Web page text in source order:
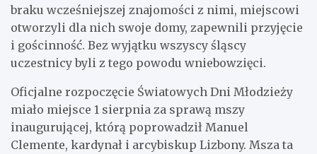
braku wcześniejszej znajomości z nimi, miejscowi
otworzyli dla nich swoje domy, zapewnili przyjęcie
i gościnność. Bez wyjątku wszyscy śląscy
uczestnicy byli z tego powodu wniebowzięci.
Oficjalne rozpoczęcie Światowych Dni Młodzieży
miało miejsce 1 sierpnia za sprawą mszy
inaugurującej, którą poprowadził Manuel
Clemente, kardynał i arcybiskup Lizbony. Msza ta